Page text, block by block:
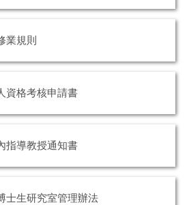
業規則
資格考核申請書
指導教授通知書
士生研究室管理辦法